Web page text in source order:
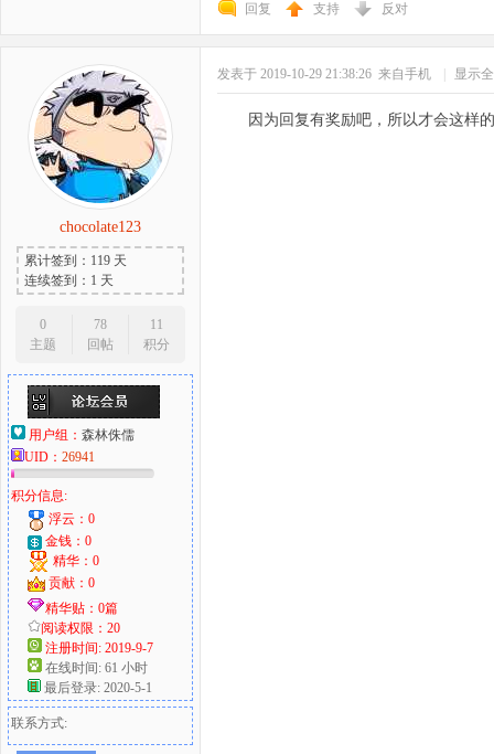
回复 支持 反对
chocolate123
累计签到：119 天
连续签到：1 天
0
主题
78
回帖
11
积分
用户组： 森林侏儒
UID： 26941
积分信息:
浮云：0
金钱：0
精华：0
贡献：0
精华贴：0篇
阅读权限：20
注册时间: 2019-9-7
在线时间: 61 小时
最后登录: 2020-5-1
联系方式:
发表于 2019-10-29 21:38:26 来自手机 显示
因为回复有奖励吧，所以才会这样的